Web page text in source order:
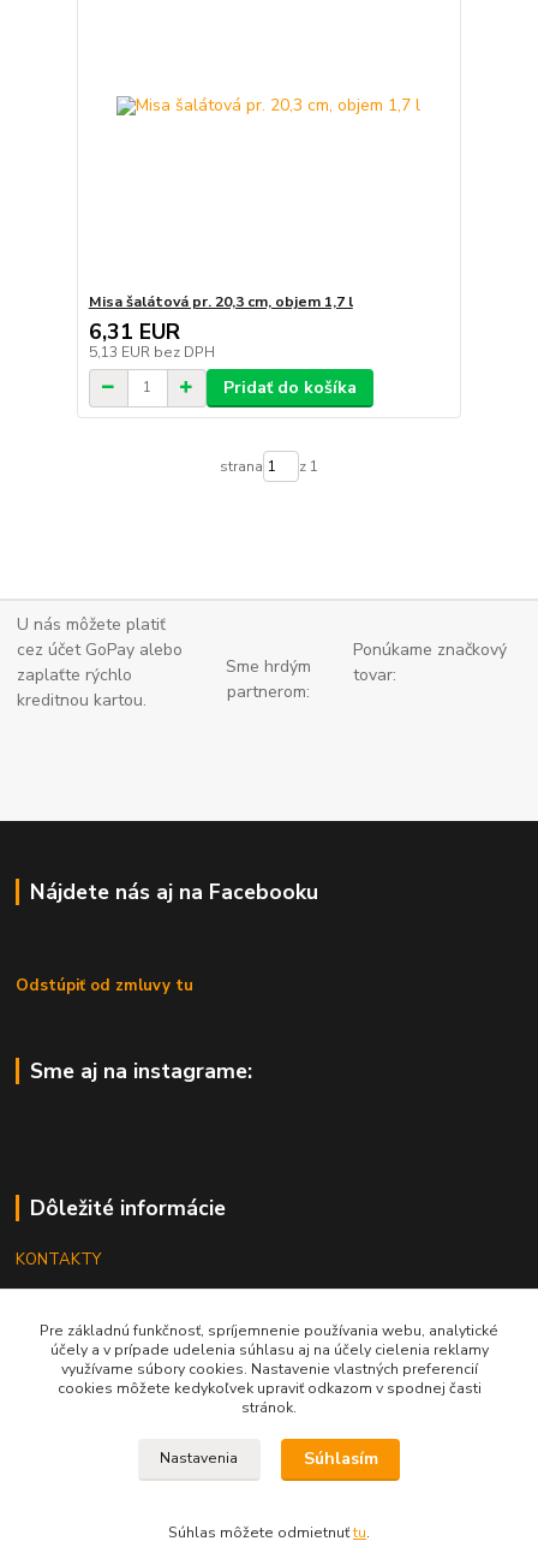
Misa šalátová pr. 20,3 cm, objem 1,7 l
6,31 EUR
5,13 EUR bez DPH
Pridať do košíka
strana z 1
U nás môžete platiť
cez účet GoPay alebo
zaplaťte rýchlo
kreditnou kartou.
Sme hrdým
partnerom:
Ponúkame značkový
tovar:
Nájdete nás aj na Facebooku
Odstúpiť od zmluvy tu
Sme aj na instagrame:
Dôležité informácie
KONTAKTY
REKLAMÁCIE
KATALÓGY
Pre základnú funkčnosť, spríjemnenie používania webu, analytické
účely a v prípade udelenia súhlasu aj na účely cielenia reklamy
využívame súbory cookies. Nastavenie vlastných preferencií
cookies môžete kedykoľvek upraviť odkazom v spodnej časti
stránok.
Nastavenia Súhlasím
Súhlas môžete odmietnuťtu.